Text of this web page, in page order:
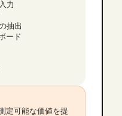
力
抽出
ード
定可能な価値を提